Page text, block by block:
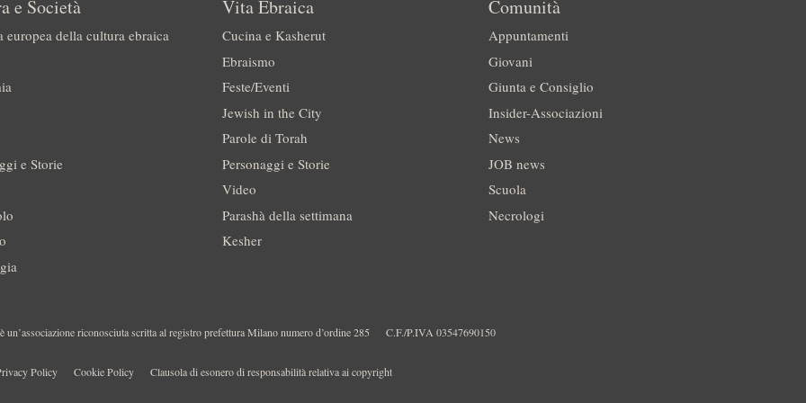
e Società
europea della cultura ebraica
e Storie
Vita Ebraica
Cucina e Kasherut
Ebraismo
Feste/Eventi
Jewish in the City
Parole di Torah
Personaggi e Storie
Video
Parashà della settimana
Kesher
Comunità
Appuntamenti
Giovani
Giunta e Consiglio
Insider-Associazioni
News
JOB news
Scuola
Necrologi
un’associazione riconosciuta scritta al registro prefettura Milano numero d’ordine 285 C.F./P.IVA 03547690150
Policy Cookie Policy Clausola di esonero di responsabilità relativa ai copyright